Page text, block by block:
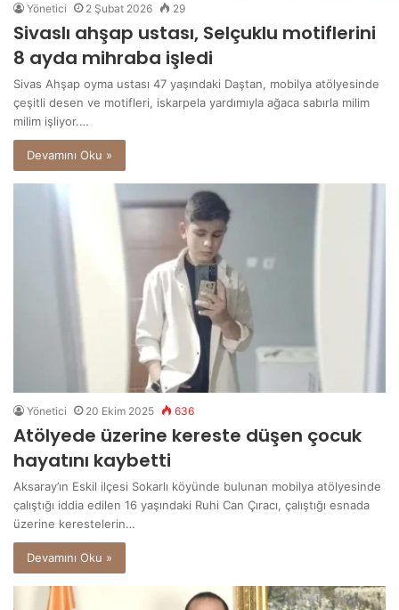
Yönetici 2 Şubat 2026 29
Sivaslı ahşap ustası, Selçuklu motiflerini
8 ayda mihraba işledi
Sivas Ahşap oyma ustası 47 yaşındaki Daştan, mobilya atölyesinde
çeşitli desen ve motifleri, iskarpela yardımıyla ağaca sabırla milim
milim işliyor.…
Devamını Oku »
Yönetici 20 Ekim 2025 636
Atölyede üzerine kereste düşen çocuk
hayatını kaybetti
Aksaray’ın Eskil ilçesi Sokarlı köyünde bulunan mobilya atölyesinde
çalıştığı iddia edilen 16 yaşındaki Ruhi Can Çıracı, çalıştığı esnada
üzerine kerestelerin…
Devamını Oku »